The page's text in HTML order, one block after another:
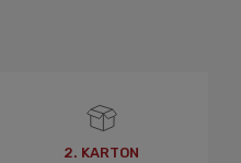
2. KARTON